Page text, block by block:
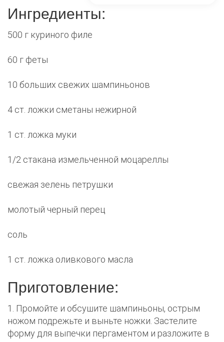
Ингредиенты:
500 г куриного филе
60 г феты
10 больших свежих шампиньонов
4 ст. ложки сметаны нежирной
1 ст. ложка муки
1/2 стакана измельченной моцареллы
свежая зелень петрушки
молотый черный перец
соль
1 ст. ложка оливкового масла
Приготовление:
1. Промойте и обсушите шампиньоны, острым
ножом подрежьте и выньте ножки. Застелите
форму для выпечки пергаментом и разложите в